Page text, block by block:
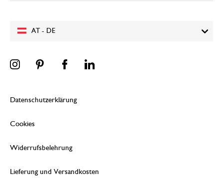
AT - DE
Datenschutzerklärung
Cookies
Widerrufsbelehrung
Lieferung und Versandkosten